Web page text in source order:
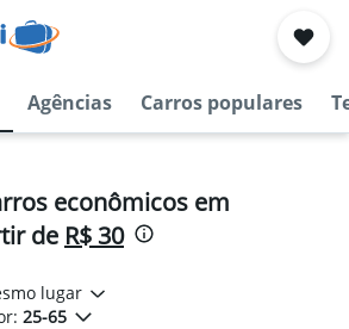
Agências Carros populares
econômicos em
de R$ 30
lugar
25-65